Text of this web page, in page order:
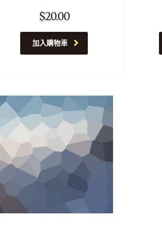
$20.00
加入購物車